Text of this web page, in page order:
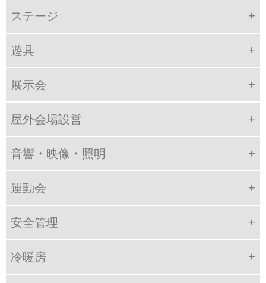
ステージ
遊具
展示会
屋外会場設営
音響・映像・照明
運動会
安全管理
冷暖房